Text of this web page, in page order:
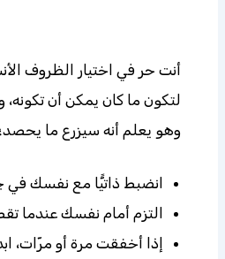
أنت حر في اختيار الظروف
لتكون ما كان يمكن أن
وهو يعلم أنه سيزرع ما
انضبط ذاتيًّا مع نفسك في
التزم أمام نفسك عندما
إذا أخفقت مرة أو مرّات،